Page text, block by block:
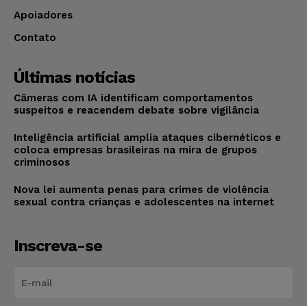
Apoiadores
Contato
Últimas notícias
Câmeras com IA identificam comportamentos
suspeitos e reacendem debate sobre vigilância
Inteligência artificial amplia ataques cibernéticos e
coloca empresas brasileiras na mira de grupos
criminosos
Nova lei aumenta penas para crimes de violência
sexual contra crianças e adolescentes na internet
Inscreva-se